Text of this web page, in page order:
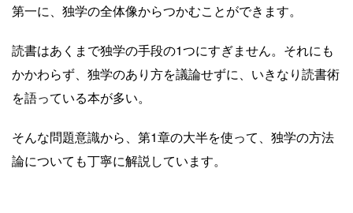
第一に、独学の全体像からつかむことができます。
読書はあくまで独学の手段の1つにすぎません。それにも
かかわらず、独学のあり方を議論せずに、いきなり読書術
を語っている本が多い。
そんな問題意識から、第1章の大半を使って、独学の方法
論についても丁寧に解説しています。